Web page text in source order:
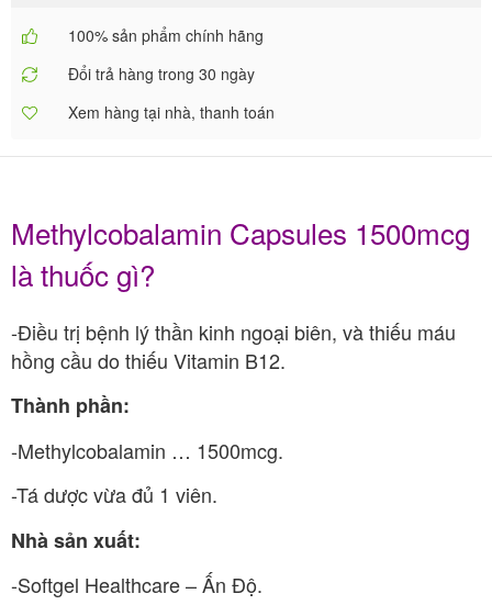
100% sản phẩm chính hãng
Đổi trả hàng trong 30 ngày
Xem hàng tại nhà, thanh toán
Methylcobalamin Capsules 1500mcg
là thuốc gì?
-Điều trị bệnh lý thần kinh ngoại biên, và thiếu máu
hồng cầu do thiếu Vitamin B12.
Thành phần:
-Methylcobalamin … 1500mcg.
-Tá dược vừa đủ 1 viên.
Nhà sản xuất:
-Softgel Healthcare – Ấn Độ.